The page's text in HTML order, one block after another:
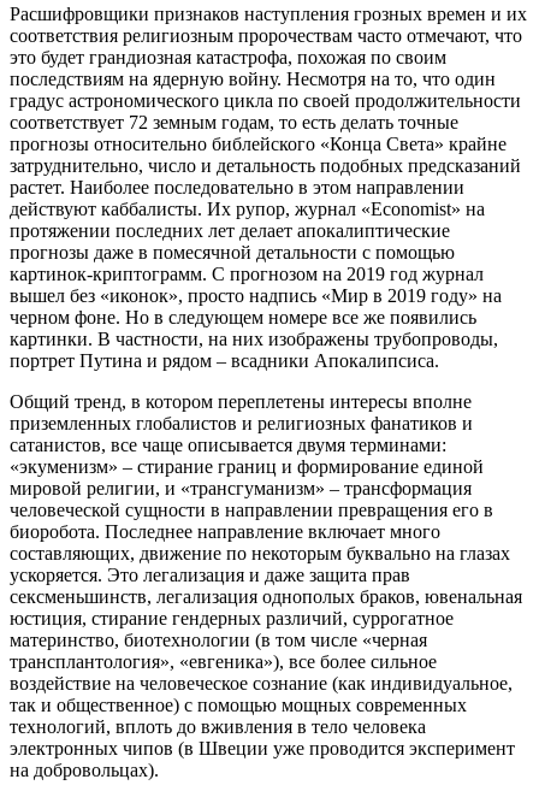
Расшифровщики признаков наступления грозных времен и их
соответствия религиозным пророчествам часто отмечают, что
это будет грандиозная катастрофа, похожая по своим
последствиям на ядерную войну. Несмотря на то, что один
градус астрономического цикла по своей продолжительности
соответствует 72 земным годам, то есть делать точные
прогнозы относительно библейского «Конца Света» крайне
затруднительно, число и детальность подобных предсказаний
растет. Наиболее последовательно в этом направлении
действуют каббалисты. Их рупор, журнал «Economist» на
протяжении последних лет делает апокалиптические
прогнозы даже в помесячной детальности с помощью
картинок-криптограмм. С прогнозом на 2019 год журнал
вышел без «иконок», просто надпись «Мир в 2019 году» на
черном фоне. Но в следующем номере все же появились
картинки. В частности, на них изображены трубопроводы,
портрет Путина и рядом – всадники Апокалипсиса.
Общий тренд, в котором переплетены интересы вполне
приземленных глобалистов и религиозных фанатиков и
сатанистов, все чаще описывается двумя терминами:
«экуменизм» – стирание границ и формирование единой
мировой религии, и «трансгуманизм» – трансформация
человеческой сущности в направлении превращения его в
биоробота. Последнее направление включает много
составляющих, движение по некоторым буквально на глазах
ускоряется. Это легализация и даже защита прав
сексменьшинств, легализация однополых браков, ювенальная
юстиция, стирание гендерных различий, суррогатное
материнство, биотехнологии (в том числе «черная
трансплантология», «евгеника»), все более сильное
воздействие на человеческое сознание (как индивидуальное,
так и общественное) с помощью мощных современных
технологий, вплоть до вживления в тело человека
электронных чипов (в Швеции уже проводится эксперимент
на добровольцах).